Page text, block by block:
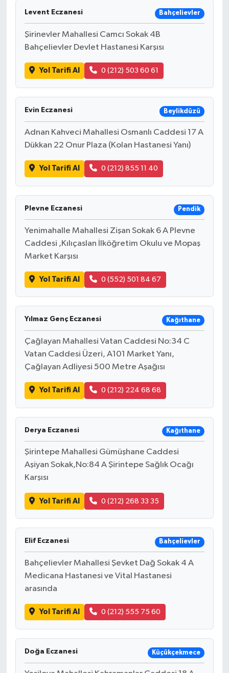
Levent Eczanesi Bahçelievler
Şirinevler Mahallesi Camcı Sokak 4B
Bahçelievler Devlet Hastanesi Karşısı
Yol Tarifi Al 0 (212) 503 60 61
Evin Eczanesi Beylikdüzü
Adnan Kahveci Mahallesi Osmanlı Caddesi 17 A
Dükkan 22 Onur Plaza (Kolan Hastanesi Yanı)
Yol Tarifi Al 0 (212) 855 11 40
Plevne Eczanesi Pendik
Yenimahalle Mahallesi Zişan Sokak 6 A Plevne
Caddesi ,Kılıçaslan İlköğretim Okulu ve Mopaş
Market Karşısı
Yol Tarifi Al 0 (552) 501 84 67
Yılmaz Genç Eczanesi Kağıthane
Çağlayan Mahallesi Vatan Caddesi No:34 C
Vatan Caddesi Üzeri, A101 Market Yanı,
Çağlayan Adliyesi 500 Metre Aşağısı
Yol Tarifi Al 0 (212) 224 68 68
Derya Eczanesi Kağıthane
Şirintepe Mahallesi Gümüşhane Caddesi
Aşiyan Sokak,No:84 A Şirintepe Sağlık Ocağı
Karşısı
Yol Tarifi Al 0 (212) 268 33 35
Elif Eczanesi Bahçelievler
Bahçelievler Mahallesi Şevket Dağ Sokak 4 A
Medicana Hastanesi ve Vital Hastanesi
arasında
Yol Tarifi Al 0 (212) 555 75 60
Doğa Eczanesi Küçükçekmece